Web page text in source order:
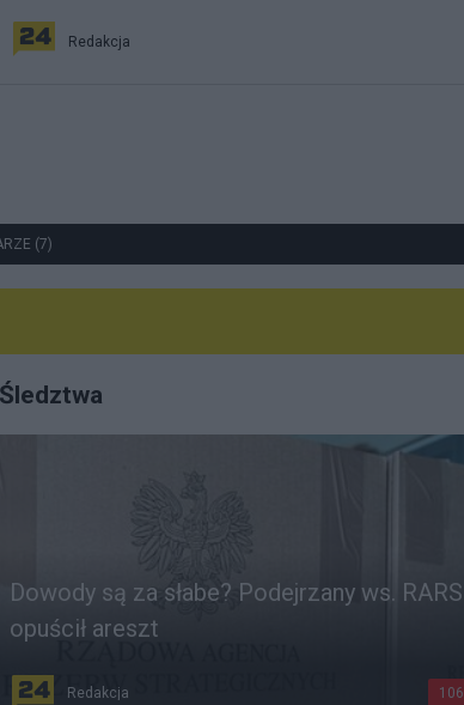
Redakcja
(7)
Śledztwa
Dowody są za słabe? Podejrzany ws. RARS
opuścił areszt
Redakcja 106